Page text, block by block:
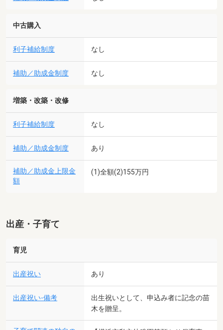
中古購入
利子補給制度 なし
補助／助成金制度 なし
増築・改築・改修
利子補給制度 なし
補助／助成金制度 あり
補助／助成金上限金
額
(1)全額(2)155万円
出産・子育て
育児
出産祝い あり
出産祝い-備考
出生祝いとして、申込み者に記念の苗
木を贈呈。